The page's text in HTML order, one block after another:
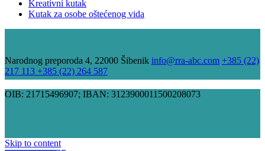
Kreativni kutak
Kutak za osobe oštećenog vida
Narodnog preporoda 4, 22000 Šibenik info@rra-abc.com +385 (22)
217 113 +385 (22) 264 587
OIB: 21715496907; IBAN: 3123900011500208073
Skip to content